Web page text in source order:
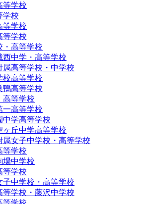
等学校
学校
等学校
等学校
・高等学校
西中学・高等学校
属高等学校・中学校
校高等学校
鴨高等学校
高等学校
一高等学校
中学高等学校
ヶ丘中学高等学校
属女子中学校・高等学校
等学校
場中学校
等学校
子中学校・高等学校
等学校・藤沢中学校